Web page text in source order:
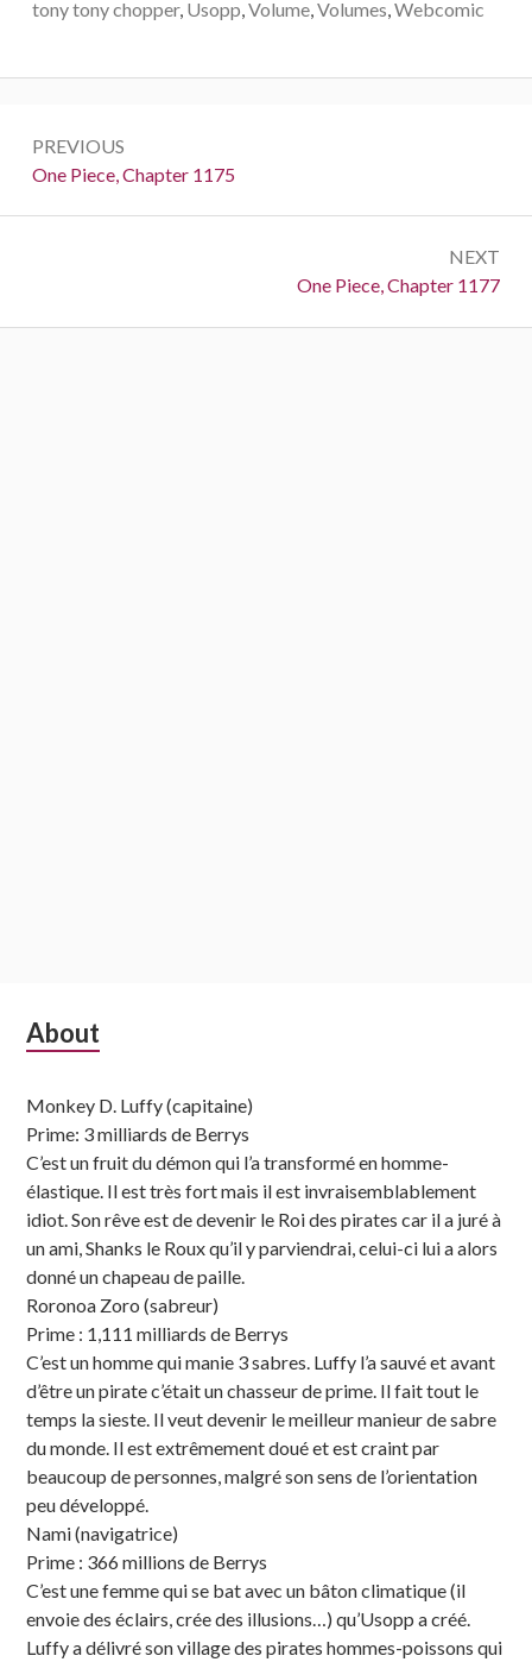
tony tony chopper, Usopp,Volume,Volumes,Webcomic
navigation
PREVIOUS
Previous:
One Piece, Chapter 1175
NEXT
Next:
One Piece, Chapter 1177
Subsidiary
About
Monkey D. Luffy (capitaine)
Prime: 3 milliards de Berrys
C’est un fruit du démon qui l’a transformé en homme-
élastique. Il est très fort mais il est invraisemblablement
idiot. Son rêve est de devenir le Roi des pirates car il a juré à
un ami, Shanks le Roux qu’il y parviendrai, celui-ci lui a alors
donné un chapeau de paille.
Roronoa Zoro (sabreur)
Prime : 1,111 milliards de Berrys
C’est un homme qui manie 3 sabres. Luffy l’a sauvé et avant
d’être un pirate c’était un chasseur de prime. Il fait tout le
temps la sieste. Il veut devenir le meilleur manieur de sabre
du monde. Il est extrêmement doué et est craint par
beaucoup de personnes, malgré son sens de l’orientation
peu développé.
Nami (navigatrice)
Prime : 366 millions de Berrys
C’est une femme qui se bat avec un bâton climatique (il
envoie des éclairs, crée des illusions…) qu’Usopp a créé.
Luffy a délivré son village des pirates hommes-poissons qui